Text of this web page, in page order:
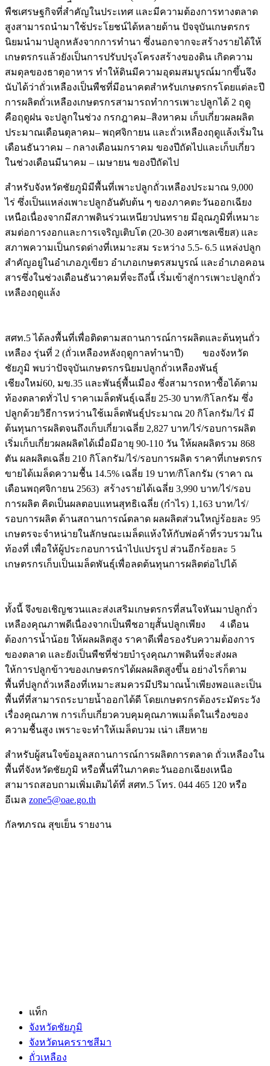
พืชเศรษฐกิจที่สำคัญในประเทศ และมีความต้องการทางตลาด
สูงสามารถนำมาใช้ประโยชน์ได้หลายด้าน ปัจจุบันเกษตรกร
นิยมนำมาปลูกหลังจากการทำนา ซึ่งนอกจากจะสร้างรายได้ให้
เกษตรกรแล้วยังเป็นการปรับปรุงโครงสร้างของดิน เกิดความ
สมดุลของธาตุอาหาร ทำให้ดินมีความอุดมสมบูรณ์มากขึ้นจึง
นับได้ว่าถั่วเหลืองเป็นพืชที่มีอนาคตสำหรับเกษตรกรโดยแต่ละปี
การผลิตถั่วเหลืองเกษตรกรสามารถทำการเพาะปลูกได้ 2 ฤดู
คือฤดูฝน จะปลูกในช่วง กรกฎาคม–สิงหาคม เก็บเกี่ยวผลผลิต
ประมาณเดือนตุลาคม– พฤศจิกายน และถั่วเหลืองฤดูแล้งเริ่มใน
เดือนธันวาคม – กลางเดือนมกราคม ของปีถัดไปและเก็บเกี่ยว
ในช่วงเดือนมีนาคม – เมษายน ของปีถัดไป
​สำหรับจังหวัดชัยภูมิมีพื้นที่เพาะปลูกถั่วเหลืองประมาณ 9,000
ไร่ ซึ่งเป็นแหล่งเพาะปลูกอันดับต้น ๆ ของภาคตะวันออกเฉียง
เหนือเนื่องจากมีสภาพดินร่วนเหนียวปนทราย มีอุณภูมิที่เหมาะ
สมต่อการงอกและการเจริญเติบโต (20-30 องศาเซลเซียส) และ
สภาพความเป็นกรดด่างที่เหมาะสม ระหว่าง 5.5- 6.5 แหล่งปลูก
สำคัญอยู่ในอำเภอภูเขียว อำเภอเกษตรสมบูรณ์ และอำเภอคอน
สารซึ่งในช่วงเดือนธันวาคมที่จะถึงนี้ เริ่มเข้าสู่การเพาะปลูกถั่ว
เหลืองฤดูแล้ง
สศท.5 ได้ลงพื้นที่เพื่อติดตามสถานการณ์การผลิตและต้นทุนถั่ว
เหลือง รุ่นที่ 2 (ถั่วเหลืองหลังฤดูกาลทำนาปี) ของจังหวัด
ชัยภูมิ พบว่าปัจจุบันเกษตรกรนิยมปลูกถั่วเหลืองพันธุ์
เชียงใหม่60, มข.35 และพันธุ์พื้นเมือง ซึ่งสามารถหาซื้อได้ตาม
ท้องตลาดทั่วไป ราคาเมล็ดพันธุ์เฉลี่ย 25-30 บาท/กิโลกรัม ซึ่ง
ปลูกด้วยวิธีการหว่านใช้เมล็ดพันธุ์ประมาณ 20 กิโลกรัม/ไร่ มี
ต้นทุนการผลิตจนถึงเก็บเกี่ยวเฉลี่ย 2,827 บาท/ไร่/รอบการผลิต
เริ่มเก็บเกี่ยวผลผลิตได้เมื่อมีอายุ 90-110 วัน ให้ผลผลิตรวม 868
ตัน ผลผลิตเฉลี่ย 210 กิโลกรัม/ไร่/รอบการผลิต ราคาที่เกษตรกร
ขายได้เมล็ดความชื้น 14.5% เฉลี่ย 19 บาท/กิโลกรัม (ราคา ณ
เดือนพฤศจิกายน 2563) สร้างรายได้เฉลี่ย 3,990 บาท/ไร่/รอบ
การผลิต คิดเป็นผลตอบแทนสุทธิเฉลี่ย (กำไร) 1,163 บาท/ไร่/
รอบการผลิต ด้านสถานการณ์ตลาด ผลผลิตส่วนใหญ่ร้อยละ 95
เกษตรจะจำหน่ายในลักษณะเมล็ดแห้งให้กับพ่อค้าที่รวบรวมใน
ท้องที่ เพื่อให้ผู้ประกอบการนำไปแปรรูป ส่วนอีกร้อยละ 5
เกษตรกรเก็บเป็นเมล็ดพันธุ์เพื่อลดต้นทุนการผลิตต่อไปได้
ทั้งนี้ จึงขอเชิญชวนและส่งเสริมเกษตรกรที่สนใจหันมาปลูกถั่ว
เหลืองคุณภาพดีเนื่องจากเป็นพืชอายุสั้นปลูกเพียง 4 เดือน
ต้องการน้ำน้อย ให้ผลผลิตสูง ราคาดีเพื่อรองรับความต้องการ
ของตลาด และยังเป็นพืชที่ช่วยบำรุงคุณภาพดินที่จะส่งผล
ให้การปลูกข้าวของเกษตรกรได้ผลผลิตสูงขึ้น อย่างไรก็ตาม
พื้นที่ปลูกถั่วเหลืองที่เหมาะสมควรมีปริมาณน้ำเพียงพอและเป็น
พื้นที่ที่สามารถระบายน้ำออกได้ดี โดยเกษตรกรต้องระมัดระวัง
เรื่องคุณภาพ การเก็บเกี่ยวควบคุมคุณภาพเมล็ดในเรื่องของ
ความชื้นสูง เพราะจะทำให้เมล็ดบวม เน่า เสียหาย
สำหรับผู้สนใจข้อมูลสถานการณ์การผลิตการตลาด ถั่วเหลืองใน
พื้นที่จังหวัดชัยภูมิ หรือพื้นที่ในภาคตะวันออกเฉียงเหนือ
สามารถสอบถามเพิ่มเติมได้ที่ สศท.5 โทร. 044 465 120 หรือ
อีเมล zone5@oae.go.th
กัลฑภรณ สุขเย็น รายงาน
แท็ก
จังหวัดชัยภูมิ
จังหวัดนครราชสีมา
ถั่วเหลือง